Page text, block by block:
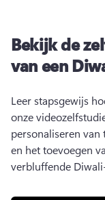
Bekijk de
van een
Leer stapsgewijs
onze
personaliseren van
en het toevoegen
verbluffende